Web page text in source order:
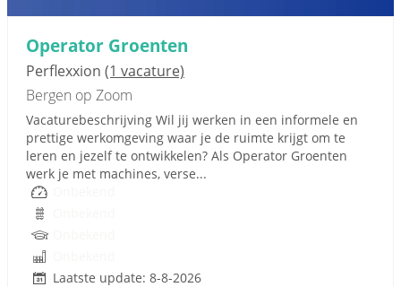
Operator Groenten
Perflexxion (1 vacature)
Bergen op Zoom
Vacaturebeschrijving Wil jij werken in een informele en
prettige werkomgeving waar je de ruimte krijgt om te
leren en jezelf te ontwikkelen? Als Operator Groenten
werk je met machines, verse...
Laatste update: 8-8-2026